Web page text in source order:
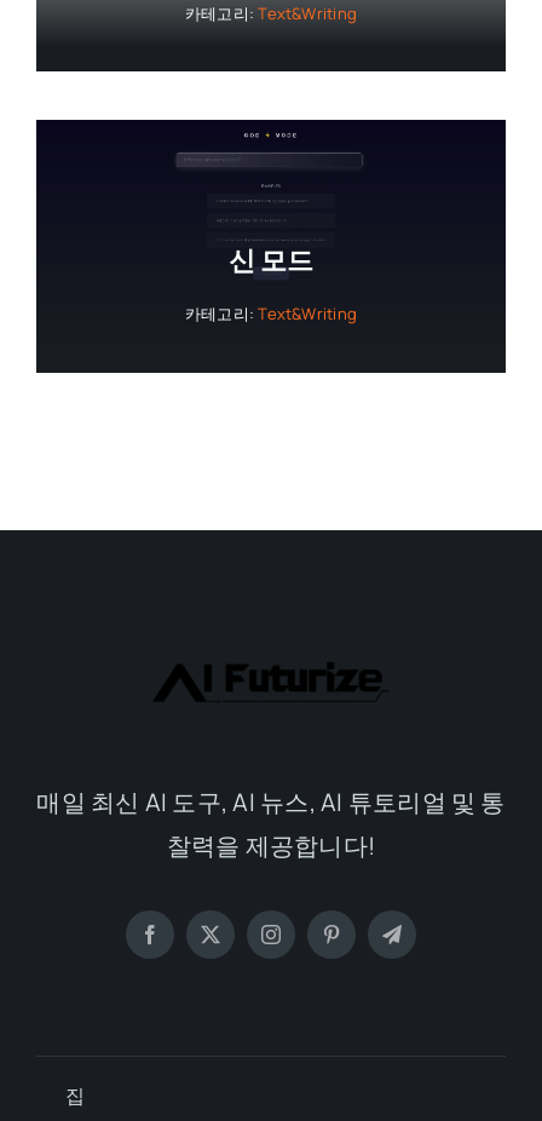
카테고리:Text&Writing
신 모드
카테고리:Text&Writing
매일 최신 AI 도구, AI 뉴스, AI 튜토리얼 및 통
찰력을 제공합니다!
집